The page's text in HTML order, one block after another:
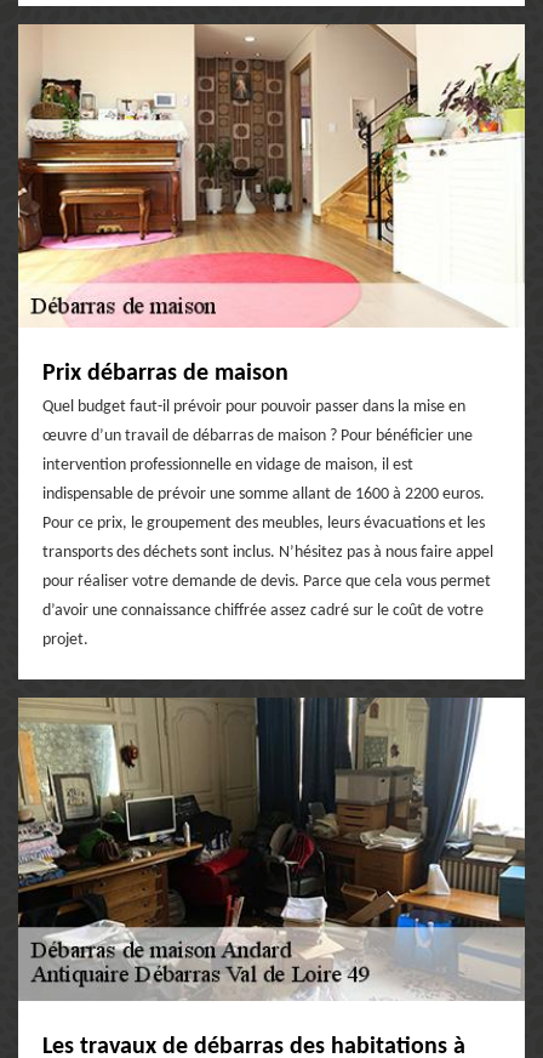
Prix débarras de maison
Quel budget faut-il prévoir pour pouvoir passer dans la mise en
œuvre d’un travail de débarras de maison ? Pour bénéficier une
intervention professionnelle en vidage de maison, il est
indispensable de prévoir une somme allant de 1600 à 2200 euros.
Pour ce prix, le groupement des meubles, leurs évacuations et les
transports des déchets sont inclus. N’hésitez pas à nous faire appel
pour réaliser votre demande de devis. Parce que cela vous permet
d’avoir une connaissance chiffrée assez cadré sur le coût de votre
projet.
Les travaux de débarras des habitations à